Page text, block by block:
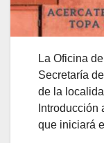
La Oficina
Secretaría
de la
Introducción
que iniciará